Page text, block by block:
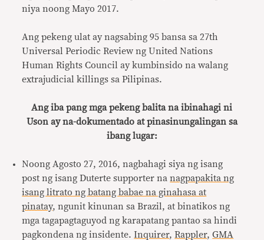
niya noong Mayo 2017.
Ang pekeng ulat ay nagsabing 95 bansa sa 27th
Universal Periodic Review ng United Nations
Human Rights Council ay kumbinsido na walang
extrajudicial killings sa Pilipinas.
Ang iba pang mga pekeng balita na ibinahagi ni
Uson ay na-dokumentado at pinasinungalingan sa
ibang lugar:
Noong Agosto 27, 2016, nagbahagi siya ng isang
post ng isang Duterte supporter nanagpapakita ng
isang litrato ng batang babae na ginahasa at
pinatay, ngunit kinunan sa Brazil, at binatikos ng
mga tagapagtaguyod ng karapatang pantao sa hindi
pagkondena ng insidente.Inquirer,Rappler,GMA